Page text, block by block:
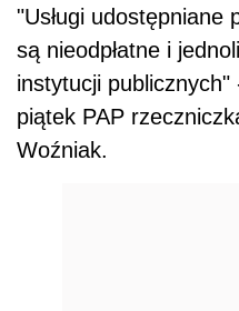
"Usługi udostępniane
są nieodpłatne i
instytucji publicznych"
piątek PAP
Woźniak.